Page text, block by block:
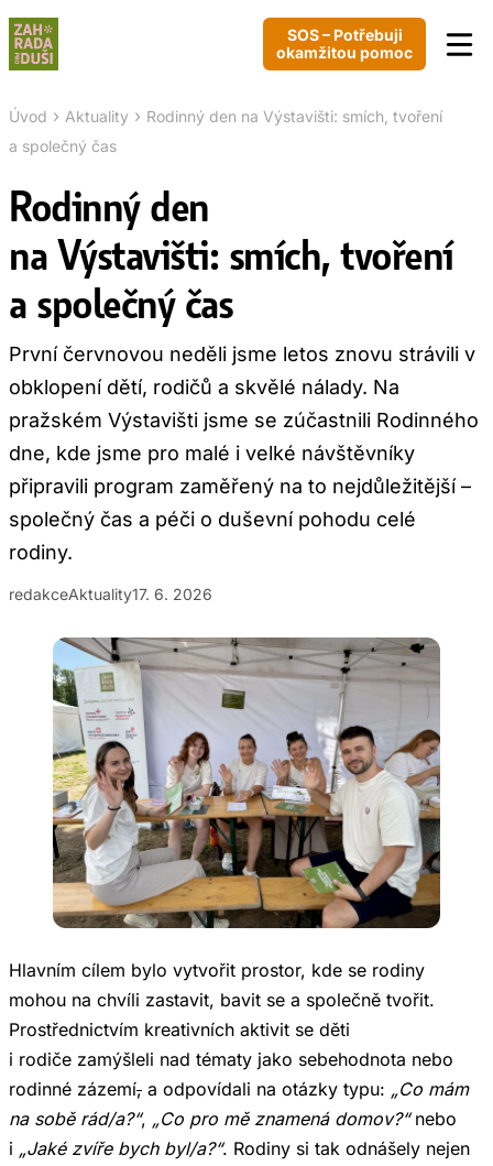
SOS – Potřebuji
okamžitou pomoc
Úvod › Aktuality › Rodinný den na Výstavišti: smích, tvoření
a společný čas
Rodinný den
na Výstavišti: smích, tvoření
a společný čas
První červnovou neděli jsme letos znovu strávili v
obklopení dětí, rodičů a skvělé nálady. Na
pražském Výstavišti jsme se zúčastnili Rodinného
dne, kde jsme pro malé i velké návštěvníky
připravili program zaměřený na to nejdůležitější –
společný čas a péči o duševní pohodu celé
rodiny.
redakceAktuality17. 6. 2026
Hlavním cílem bylo vytvořit prostor, kde se rodiny
mohou na chvíli zastavit, bavit se a společně tvořit.
Prostřednictvím kreativních aktivit se děti
i rodiče zamýšleli nad tématy jako sebehodnota nebo
rodinné zázemí, a odpovídali na otázky typu: „Co mám
na sobě rád/a?“, „Co pro mě znamená domov?“nebo
i „Jaké zvíře bych byl/a?“. Rodiny si tak odnášely nejen